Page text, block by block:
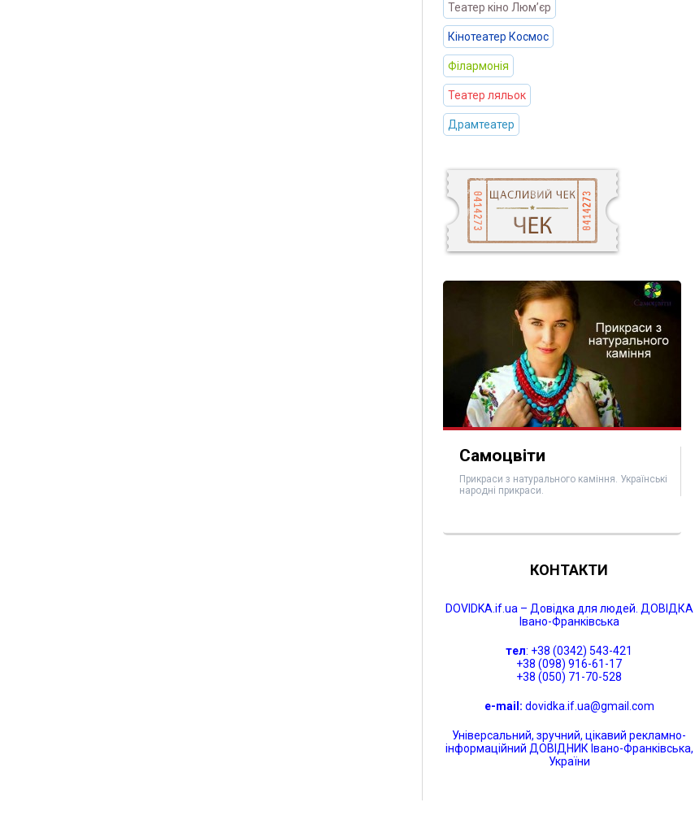
Театер кіно Люм’єр
Кінотеатер Космос
Філармонія
Театер ляльок
Драмтеатер
Самоцвіти
Прикраси з натурального каміння. Українські
народні прикраси.
КОНТАКТИ
DOVIDKA.if.ua – Довідка для людей. ДОВІДКА
Івано-Франківська
тел: +38 (0342) 543-421
+38 (098) 916-61-17
+38 (050) 71-70-528
e-mail: dovidka.if.ua@gmail.com
Універсальний, зручний, цікавий рекламно-
інформаційний ДОВІДНИК Івано-Франківська,
України